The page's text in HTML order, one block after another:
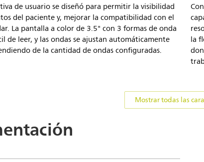
de usuario se diseñó para permitir la visibilidad
del paciente y, mejorar la compatibilidad con el
La pantalla a color de 3.5" con 3 formas de onda
de leer, y las ondas se ajustan automáticamente
de la cantidad de ondas configuradas.
la
Mostrar todas las